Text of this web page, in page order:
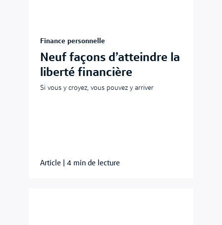
Finance personnelle
Neuf façons d’atteindre la
liberté financière
Si vous y croyez, vous pouvez y arriver
Article 4 min de lecture